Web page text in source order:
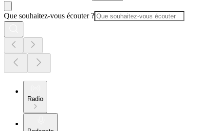
Que souhaitez-vous écouter ?
Radio